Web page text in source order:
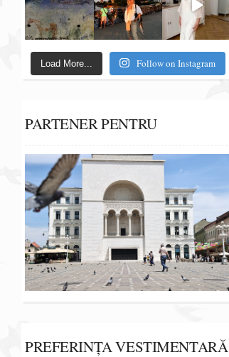
Load More... Follow on Instagram
PARTENER PENTRU
PREFERINȚA VESTIMENTARĂ